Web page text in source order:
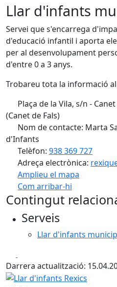
Llar d'infants
Servei que s'encarrega
d'educació infantil i aporta
per al desenvolupament
d'entre 0 a 3 anys.
Trobareu tota la informació
Plaça de la Vila, s/n -
(Canet de Fals)
Nom de contacte: Marta
d'Infants
Telèfon: 938 369 727
Adreça electrònica:
Amplieu el mapa
Com arribar-hi
+
−
Contingut
Serveis
Llar d'infants
Darrera actualització:
Llar d'infants Rexics